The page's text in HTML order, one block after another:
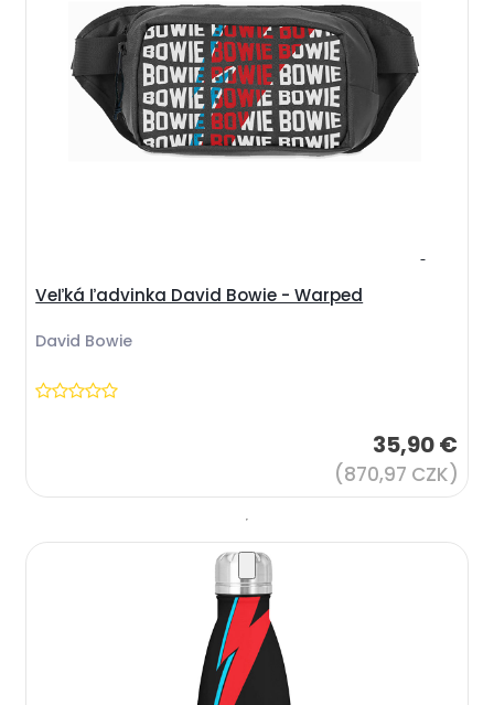
Veľká ľadvinka David Bowie - Warped
David Bowie
35,90 €
(870,97 CZK)